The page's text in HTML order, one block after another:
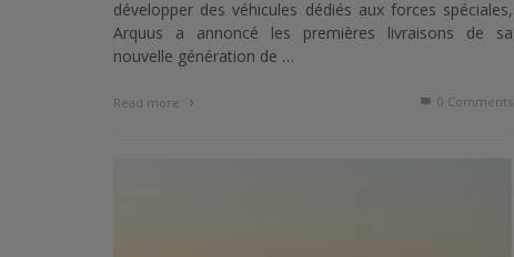
développer des véhicules dédiés aux forces spéciales,
Arquus a annoncé les premières livraisons de sa
nouvelle génération de …
Read more 0 Comments